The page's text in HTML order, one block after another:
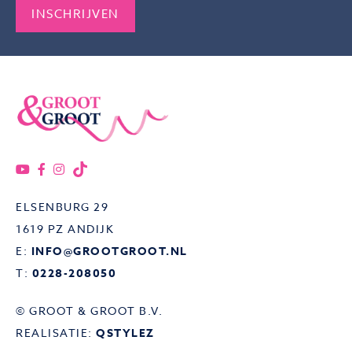
ELSENBURG 29
1619 PZ ANDIJK
E: INFO@GROOTGROOT.NL
T: 0228-208050
© GROOT & GROOT B.V.
REALISATIE: QSTYLEZ